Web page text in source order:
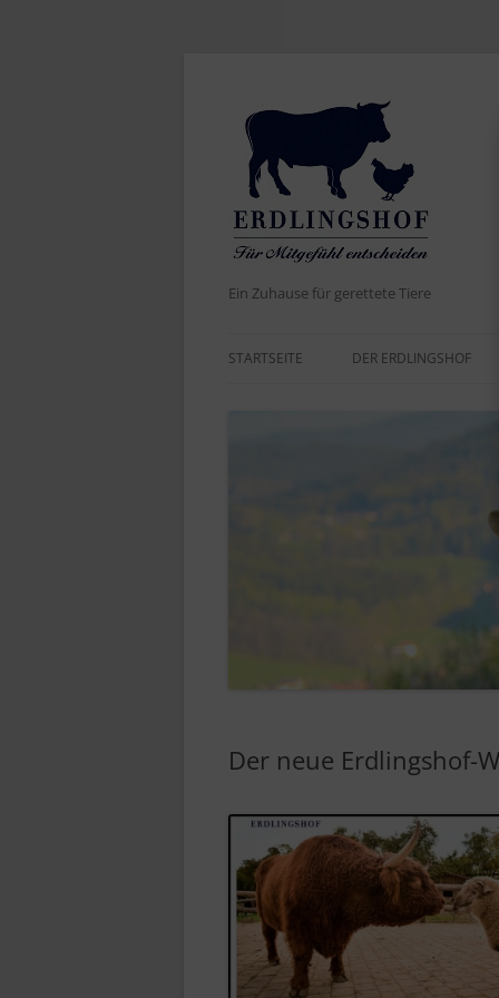
Ein Zuhause für gerettete Tiere
STARTSEITE DER ERDLINGSHOF
Der neue Erdlingshof-